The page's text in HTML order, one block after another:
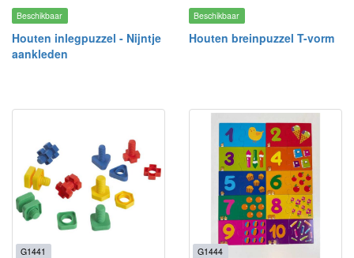
Beschikbaar
Houten inlegpuzzel - Nijntje
aankleden
Beschikbaar
Houten breinpuzzel T-vorm
G1441 G1444